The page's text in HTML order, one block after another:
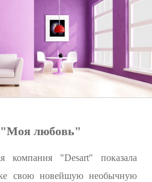
любовь"
компания "Desart" показала
свою новейшую необычную